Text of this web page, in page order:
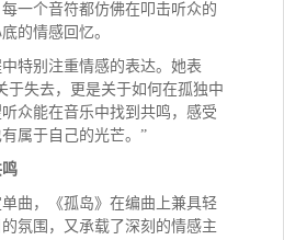
一个音符都仿佛在叩击听众的
的情感回忆。
特别注重情感的表达。她表
于失去，更是关于如何在孤独中
众能在音乐中找到共鸣，感受
属于自己的光芒。”
曲，《孤岛》在编曲上兼具轻
氛围，又承载了深刻的情感主